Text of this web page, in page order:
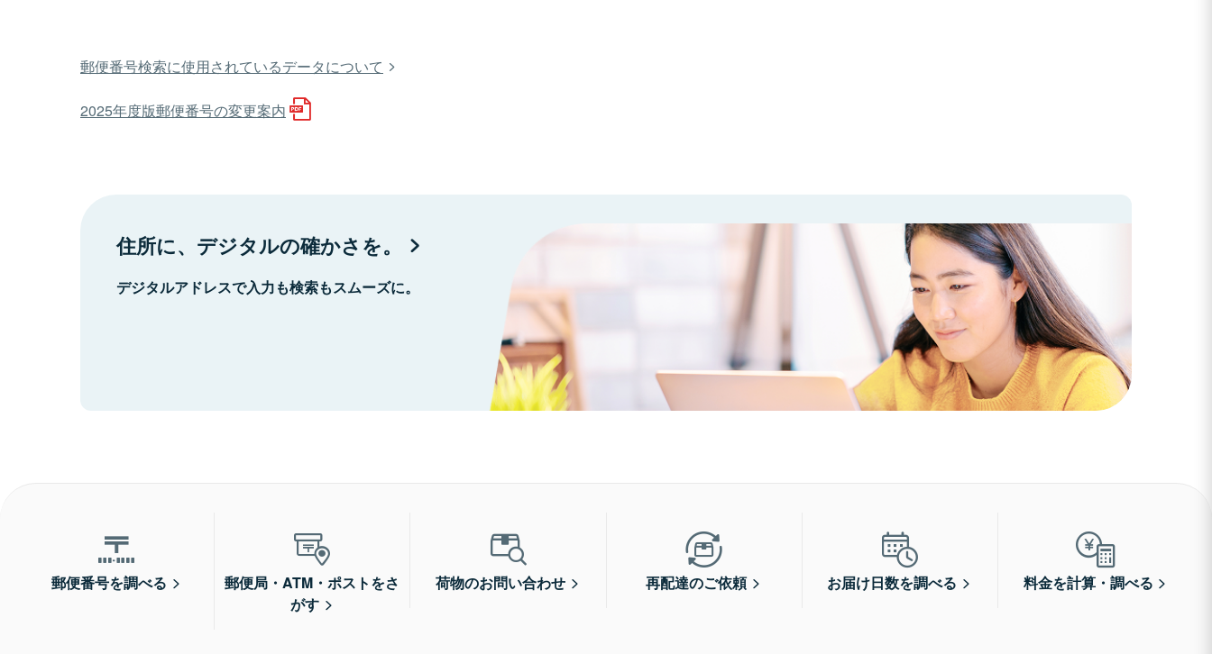
郵便番号検索に使用されているデータについて
2025年度版郵便番号の変更案内
住所に、デジタルの確かさを。
デジタルアドレスで入力も検索もスムーズに。
郵便番号を調べる
郵便局・ATM・ポストをさ
がす
荷物のお問い合わせ 再配達のご依頼 お届け日数を調べる 料金を計算・調べる